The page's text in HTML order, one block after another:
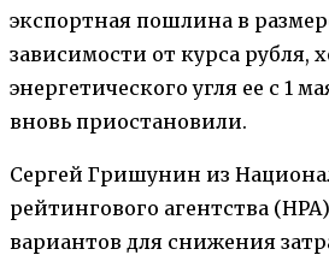
экспортная пошлина в
зависимости от курса рубля,
энергетического угля ее с 1
вновь приостановили.
Сергей Гришунин из
рейтингового агентства
вариантов для снижения